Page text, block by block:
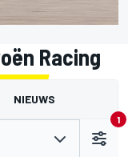
Racing
NIEUWS
1